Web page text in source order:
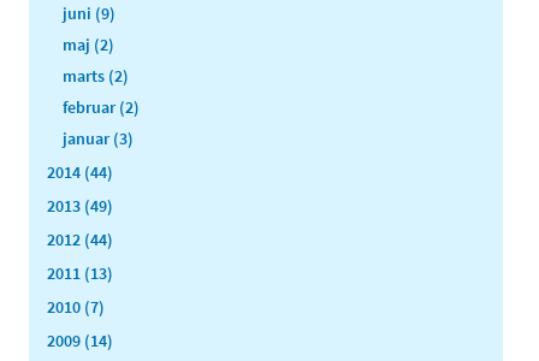
juni (9)
maj (2)
marts (2)
februar (2)
januar (3)
2014 (44)
2013 (49)
2012 (44)
2011 (13)
2010 (7)
2009 (14)